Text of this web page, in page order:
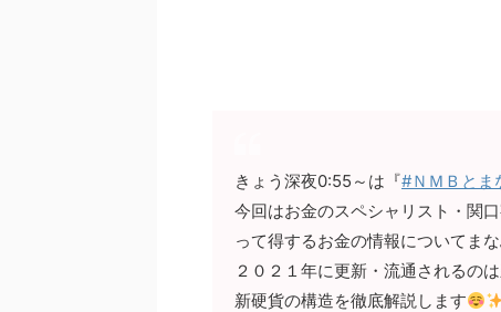
きょう深夜0:55～は『#ＮＭＢとま
今回はお金のスペシャリスト・関
って得するお金の情報についてま
２０２１年に更新・流通されるの
新硬貨の構造を徹底解説します